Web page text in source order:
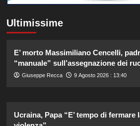
Ultimissime
E’ morto Massimiliano Cencelli,
“manuale” sull’assegnazione dei
Giuseppe Recca 9 Agosto 2026 : 13:40
Ucraina, Papa “E’ tempo di fermare